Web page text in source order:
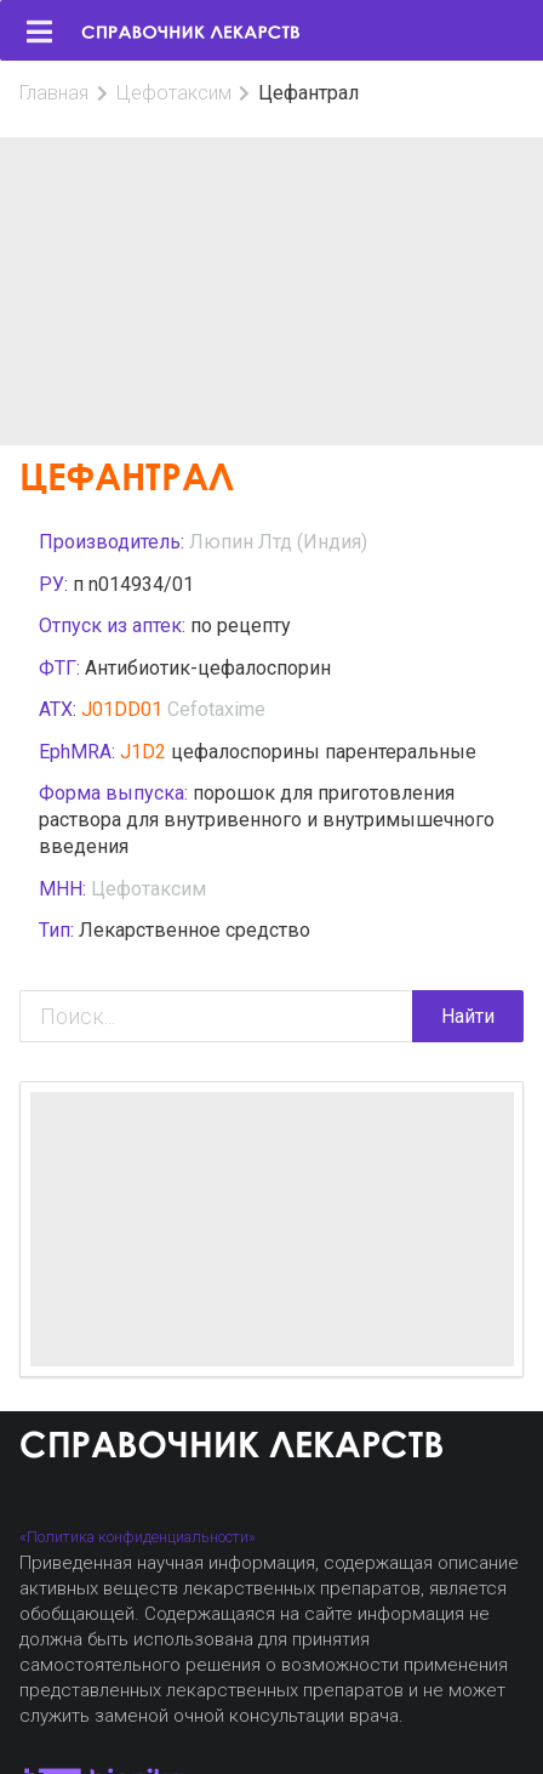
Главная Цефотаксим Цефантрал
ЦЕФАНТРАЛ
Производитель: Люпин Лтд (Индия)
РУ: п n014934/01
Отпуск из аптек: по рецепту
ФТГ: Антибиотик-цефалоспорин
АТХ: J01DD01 Cefotaxime
EphMRA: J1D2 цефалоспорины парентеральные
Форма выпуска: порошок для приготовления
раствора для внутривенного и внутримышечного
введения
МНН: Цефотаксим
Тип: Лекарственное средство
Найти
«Политика конфиденциальности»
Приведенная научная информация, содержащая описание
активных веществ лекарственных препаратов, является
обобщающей. Содержащаяся на сайте информация не
должна быть использована для принятия
самостоятельного решения о возможности применения
представленных лекарственных препаратов и не может
служить заменой очной консультации врача.